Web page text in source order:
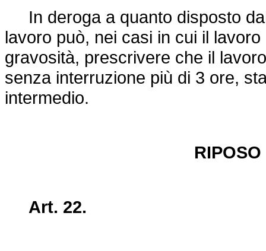
In deroga a quanto disposto
lavoro può, nei casi in cui il
gravosità, prescrivere che il
senza interruzione più di 3 ore,
intermedio.
Art. 22.